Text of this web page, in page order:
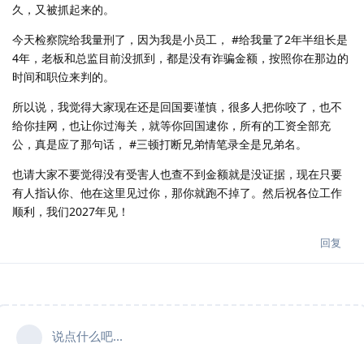
久，又被抓起来的。
今天检察院给我量刑了，因为我是小员工， #给我量了2年半组长是
4年，老板和总监目前没抓到，都是没有诈骗金额，按照你在那边的
时间和职位来判的。
所以说，我觉得大家现在还是回国要谨慎，很多人把你咬了，也不
给你挂网，也让你过海关，就等你回国逮你，所有的工资全部充
公，真是应了那句话， #三顿打断兄弟情笔录全是兄弟名。
也请大家不要觉得没有受害人也查不到金额就是没证据，现在只要
有人指认你、他在这里见过你，那你就跑不掉了。然后祝各位工作
顺利，我们2027年见！
回复
说点什么吧...